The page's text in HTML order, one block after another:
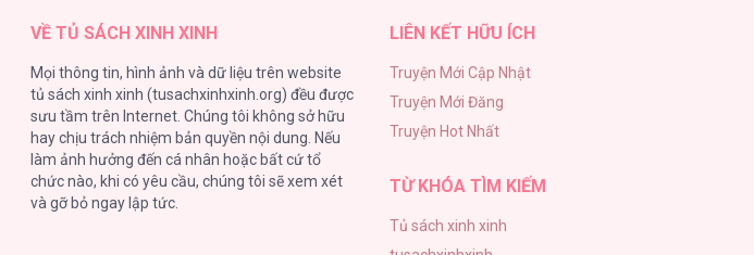
VỀ TỦ SÁCH XINH XINH
Mọi thông tin, hình ảnh và dữ liệu trên website
tủ sách xinh xinh (tusachxinhxinh.org) đều được
sưu tầm trên Internet. Chúng tôi không sở hữu
hay chịu trách nhiệm bản quyền nội dung. Nếu
làm ảnh hưởng đến cá nhân hoặc bất cứ tổ
chức nào, khi có yêu cầu, chúng tôi sẽ xem xét
và gỡ bỏ ngay lập tức.
LIÊN KẾT HỮU ÍCH
Truyện Mới Cập Nhật
Truyện Mới Đăng
Truyện Hot Nhất
TỪ KHÓA TÌM KIẾM
Tủ sách xinh xinh